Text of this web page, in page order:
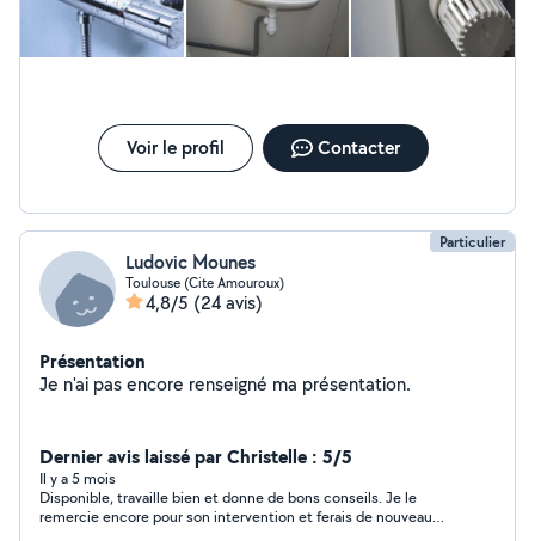
Voir le profil Contacter
Particulier
Ludovic Mounes
Toulouse (Cite Amouroux)
4,8/5 (24 avis)
Présentation
Je n'ai pas encore renseigné ma présentation.
Dernier avis laissé par Christelle : 5/5
Il y a 5 mois
Disponible, travaille bien et donne de bons conseils. Je le
remercie encore pour son intervention et ferais de nouveau